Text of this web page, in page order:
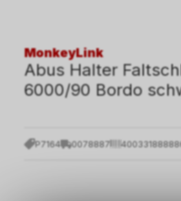
MonkeyLink
Abus Halter
6000/90 Bordo
P7164 0078887